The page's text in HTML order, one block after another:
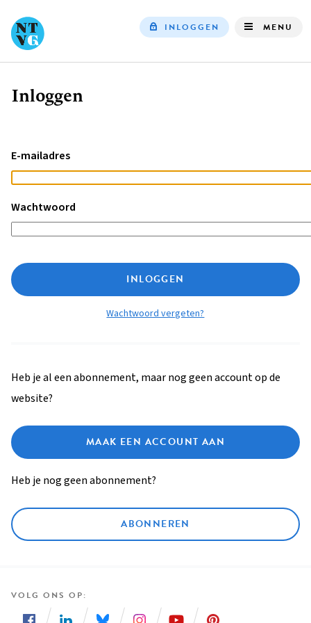
INLOGGEN MENU
Kruimelpad
Inloggen
E-mailadres
Wachtwoord
INLOGGEN
Wachtwoord vergeten?
Heb je al een abonnement, maar nog geen account op de
website?
MAAK EEN ACCOUNT AAN
Heb je nog geen abonnement?
ABONNEREN
VOLG ONS OP